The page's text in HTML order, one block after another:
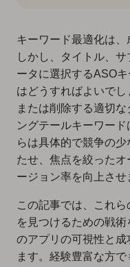
キーワード最適化は、
しかし、タイトル、
ータに選択するASO
はどうすればよいで
または削除する適切
ングテールキーワー
らは具体的で競争の
たせ、焦点を絞った
ージョン率を向上させ
この記事では、これ
を見つけるための戦
のアプリの可視性と
ます。経験豊富な方